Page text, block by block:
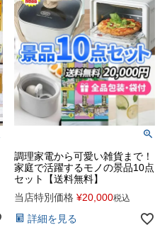
調理家電から可愛い雑貨まで！
家庭で活躍するモノの景品10点
セット【送料無料】
当店特別価格 ¥20,000税込
詳細を見る